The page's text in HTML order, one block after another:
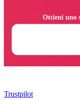
Trustpilot